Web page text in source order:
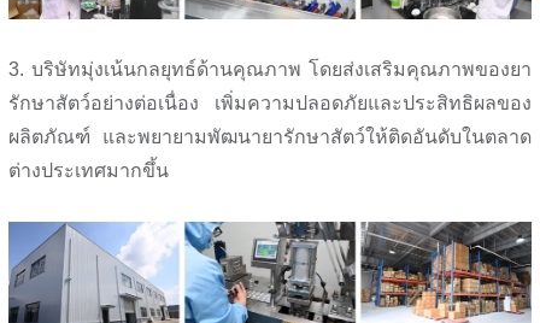
3. บริษัทมุ่งเน้นกลยุทธ์ด้านคุณภาพ โดยส่งเสริมคุณภาพของยา
รักษาสัตว์อย่างต่อเนื่อง เพิ่มความปลอดภัยและประสิทธิผลของ
ผลิตภัณฑ์ และพยายามพัฒนายารักษาสัตว์ให้ติดอันดับในตลาด
ต่างประเทศมากขึ้น